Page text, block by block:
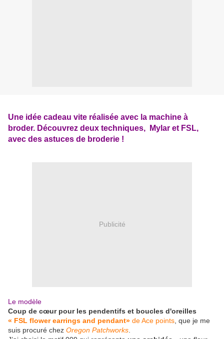
Une idée cadeau vite réalisée avec la machine à
broder. Découvrez deux techniques, Mylar et FSL,
avec des astuces de broderie !
Publicité
Le modèle
Coup de cœur pour les pendentifs et boucles d'oreilles
« FSL flower earrings and pendant» de Ace points , que je me
suis procuré chez Oregon Patchworks